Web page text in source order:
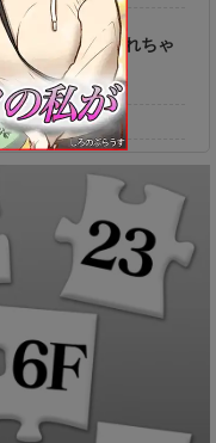
がもう破壊されちゃ